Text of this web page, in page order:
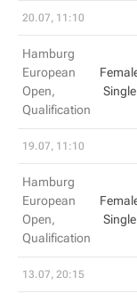
20.07, 11:10
Hamburg
European
Open,
Qualification
Single
19.07, 11:10
Hamburg
European
Open,
Qualification
Single
13.07, 20:15